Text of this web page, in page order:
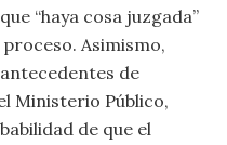
“haya cosa juzgada”
Asimismo,
de
Ministerio Público,
de que el